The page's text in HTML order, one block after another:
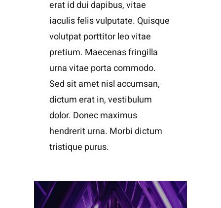
erat id dui dapibus, vitae
iaculis felis vulputate. Quisque
volutpat porttitor leo vitae
pretium. Maecenas fringilla
urna vitae porta commodo.
Sed sit amet nisl accumsan,
dictum erat in, vestibulum
dolor. Donec maximus
hendrerit urna. Morbi dictum
tristique purus.